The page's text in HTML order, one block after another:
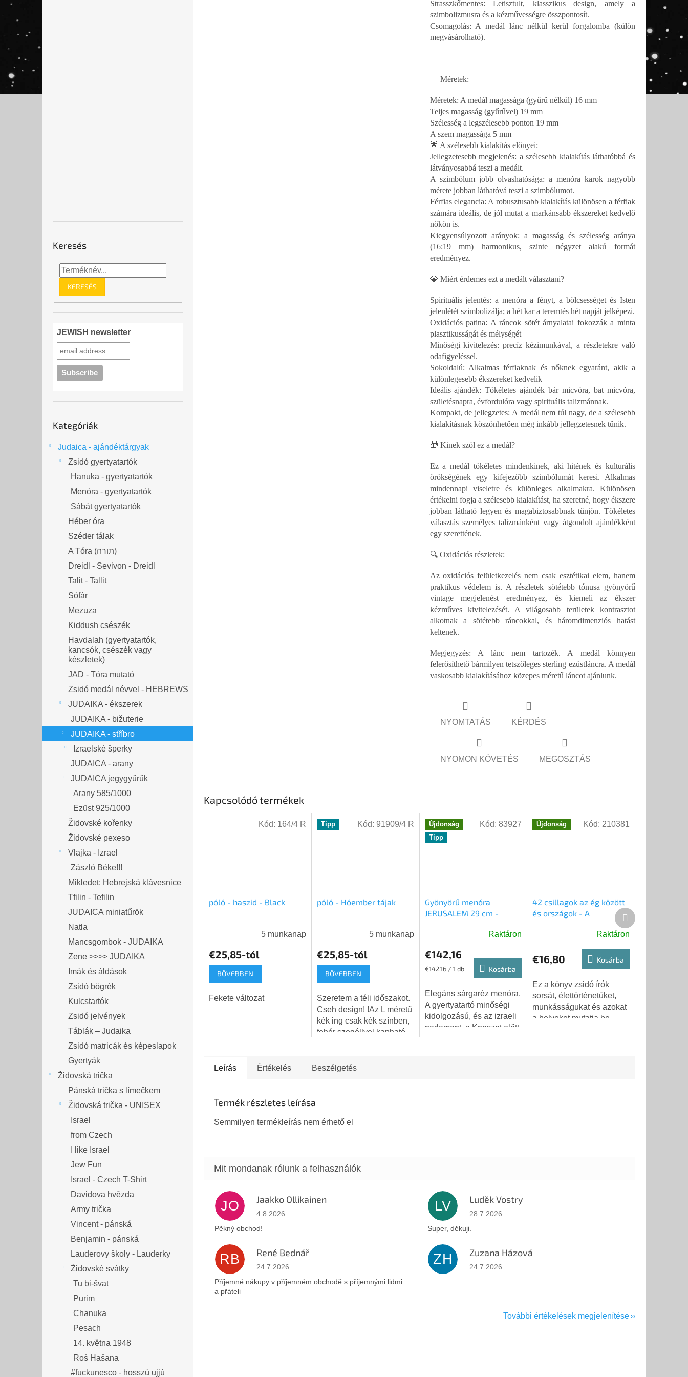
Keresés
KERESÉS
JEWISH newsletter
átugrása
Kategóriák
Judaica - ajándéktárgyak
Zsidó gyertyatartók
Hanuka - gyertyatartók
Menóra - gyertyatartók
Sábát gyertyatartók
Héber óra
Széder tálak
A Tóra (תורה)
Dreidl - Sevivon - Dreidl
Talit - Tallit
Sófár
Mezuza
Kiddush csészék
Havdalah (gyertyatartók,
kancsók, csészék vagy
készletek)
JAD - Tóra mutató
Zsidó medál névvel - HEBREWS
JUDAIKA - ékszerek
JUDAIKA - bižuterie
JUDAIKA - stříbro
Izraelské šperky
JUDAICA - arany
JUDAICA jegygyűrűk
Arany 585/1000
Ezüst 925/1000
Židovské kořenky
Židovské pexeso
Vlajka - Izrael
Zászló Béke!!!
Mikledet: Hebrejská klávesnice
Tfilin - Tefilin
JUDAICA miniatűrök
Natla
Mancsgombok - JUDAIKA
Zene >>>> JUDAIKA
Imák és áldások
Zsidó bögrék
Kulcstartók
Zsidó jelvények
Táblák – Judaika
Zsidó matricák és képeslapok
Gyertyák
Židovská trička
Pánská trička s límečkem
Židovská trička - UNISEX
Israel
from Czech
I like Israel
Jew Fun
Israel - Czech T-Shirt
Davidova hvězda
Army trička
Vincent - pánská
Benjamin - pánská
Lauderovy školy - Lauderky
Źidovské svátky
Tu bi-švat
Purim
Chanuka
Pesach
14. května 1948
Roš Hašana
#fuckunesco - hosszú ujjú
Strasszkőmentes: Letisztult, klasszikus design, amely a
szimbolizmusra és a kézművességre összpontosít.
Csomagolás: A medál lánc nélkül kerül forgalomba (külön
megvásárolható).
📏 Méretek:
Méretek: A medál magassága (gyűrű nélkül) 16 mm
Teljes magasság (gyűrűvel) 19 mm
Szélesség a legszélesebb ponton 19 mm
A szem magassága 5 mm
🌟 A szélesebb kialakítás előnyei:
Jellegzetesebb megjelenés: a szélesebb kialakítás láthatóbbá és
látványosabbá teszi a medált.
A szimbólum jobb olvashatósága: a menóra karok nagyobb
mérete jobban láthatóvá teszi a szimbólumot.
Férfias elegancia: A robusztusabb kialakítás különösen a férfiak
számára ideális, de jól mutat a markánsabb ékszereket kedvelő
nőkön is.
Kiegyensúlyozott arányok: a magasság és szélesség aránya
(16:19 mm) harmonikus, szinte négyzet alakú formát
eredményez.
💎 Miért érdemes ezt a medált választani?
Spirituális jelentés: a menóra a fényt, a bölcsességet és Isten
jelenlétét szimbolizálja; a hét kar a teremtés hét napját jelképezi.
Oxidációs patina: A ráncok sötét árnyalatai fokozzák a minta
plasztikusságát és mélységét
Minőségi kivitelezés: precíz kézimunkával, a részletekre való
odafigyeléssel.
Sokoldalú: Alkalmas férfiaknak és nőknek egyaránt, akik a
különlegesebb ékszereket kedvelik
Ideális ajándék: Tökéletes ajándék bár micvóra, bat micvóra,
születésnapra, évfordulóra vagy spirituális talizmánnak.
Kompakt, de jellegzetes: A medál nem túl nagy, de a szélesebb
kialakításnak köszönhetően még inkább jellegzetesnek tűnik.
🎁 Kinek szól ez a medál?
Ez a medál tökéletes mindenkinek, aki hitének és kulturális
örökségének egy kifejezőbb szimbólumát keresi. Alkalmas
mindennapi viseletre és különleges alkalmakra. Különösen
értékelni fogja a szélesebb kialakítást, ha szeretné, hogy ékszere
jobban látható legyen és magabiztosabbnak tűnjön. Tökéletes
választás személyes talizmánként vagy átgondolt ajándékként
egy szerettének.
🔍 Oxidációs részletek:
Az oxidációs felületkezelés nem csak esztétikai elem, hanem
praktikus védelem is. A részletek sötétebb tónusa gyönyörű
vintage megjelenést eredményez, és kiemeli az ékszer
kézműves kivitelezését. A világosabb területek kontrasztot
alkotnak a sötétebb ráncokkal, és háromdimenziós hatást
keltenek.
Megjegyzés: A lánc nem tartozék. A medál könnyen
felerősíthető bármilyen tetszőleges sterling ezüstláncra. A medál
vaskosabb kialakításához közepes méretű láncot ajánlunk.
NYOMTATÁS KÉRDÉS
NYOMON KÖVETÉS MEGOSZTÁS
Kapcsolódó termékek
póló - haszid - Black
5 munkanap
€25,85-tól
BŐVEBBEN
Fekete változat
Kód: 164/4 R Tipp
póló - Hóember tájak
5 munkanap
€25,85-tól
BŐVEBBEN
Szeretem a téli időszakot.
Cseh design! !Az L méretű
kék ing csak kék színben,
fehér szegéllyel kapható
is rendelhet kék színű...
Kód: 91909/4 R
Újdonság
Tipp
Gyönyörű menóra
JERUSALEM 29 cm -
Raktáron
€142,16
Egységár:
€142,16 / 1 db Kosárba
Elegáns sárgaréz menóra.
A gyertyatartó minőségi
kidolgozású, és az izraeli
parlament, a Kneszet előtt
Kód:83927 Újdonság
42 csillagok az ég között
és országok - A
nyomában zsidó szerzői
Közép-Csehország vidék
Raktáron
€16,80 Kosárba
Ez a könyv zsidó írók
sorsát, élettörténetüket,
munkásságukat és azokat
a helyeket mutatja be,
Kód: 210381
Következő
termék
Leírás Értékelés Beszélgetés
Termék részletes leírása
Semmilyen termékleírás nem érhető el
JO Jaakko Ollikainen
Az áruház értékelése 5-ből 5 csillag.
4.8.2026
Pěkný obchod!
LV Luděk Vostry
Az áruház értékelése 5-ből 5 csillag.
28.7.2026
Super, děkuji.
RB René Bednář
Az áruház értékelése 5-ből 5 csillag.
24.7.2026
Příjemné nákupy v příjemném obchodě s příjemnými lidmi
a přáteli
ZH Zuzana Házová
Az áruház értékelése 5-ből 5 csillag.
24.7.2026
További értékelések megjelenítése